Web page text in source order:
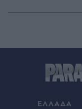
ΕΛΛΑΔΑ